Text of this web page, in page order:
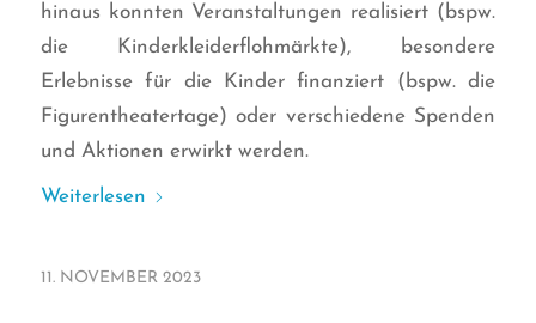
hinaus konnten Veranstaltungen realisiert (bspw.
die Kinderkleiderflohmärkte), besondere
Erlebnisse für die Kinder finanziert (bspw. die
Figurentheatertage) oder verschiedene Spenden
und Aktionen erwirkt werden.
Weiterlesen
11. NOVEMBER 2023